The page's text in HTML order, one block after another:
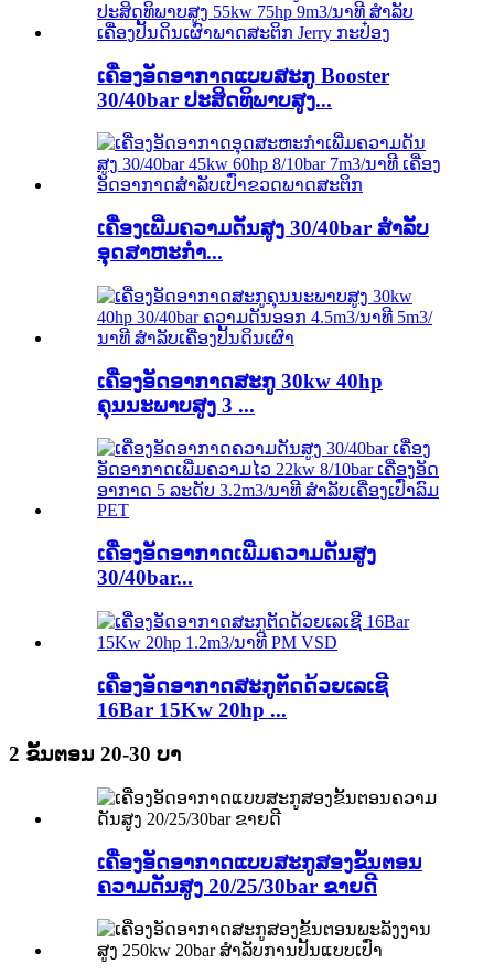
ເຄື່ອງອັດອາກາດແບບສະກູ Booster
30/40bar ປະສິດທິພາບສູງ...
ເຄື່ອງເພີ່ມຄວາມດັນສູງ 30/40bar ສຳລັບ
ອຸດສາຫະກໍາ...
ເຄື່ອງອັດອາກາດສະກູ 30kw 40hp
ຄຸນນະພາບສູງ 3 ...
ເຄື່ອງອັດອາກາດເພີ່ມຄວາມດັນສູງ
30/40bar...
ເຄື່ອງອັດອາກາດສະກູຕັດດ້ວຍເລເຊີ
16Bar 15Kw 20hp ...
2 ຂັ້ນຕອນ 20-30 ບາ
ເຄື່ອງອັດອາກາດແບບສະກູສອງຂັ້ນຕອນ
ຄວາມດັນສູງ 20/25/30bar ຂາຍດີ